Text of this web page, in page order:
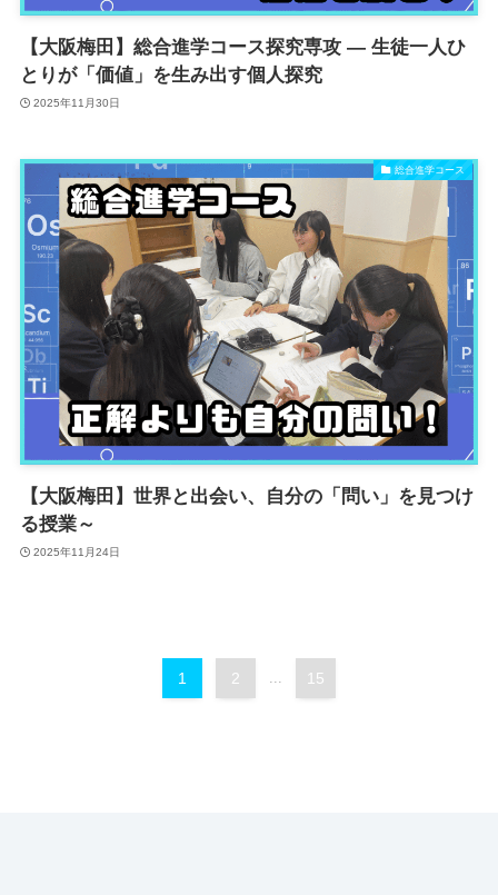
【大阪梅田】総合進学コース探究専攻 ― 生徒一人ひ
とりが「価値」を生み出す個人探究
2025年11月30日
総合進学コース
【大阪梅田】世界と出会い、自分の「問い」を見つけ
る授業～
2025年11月24日
1 2 15